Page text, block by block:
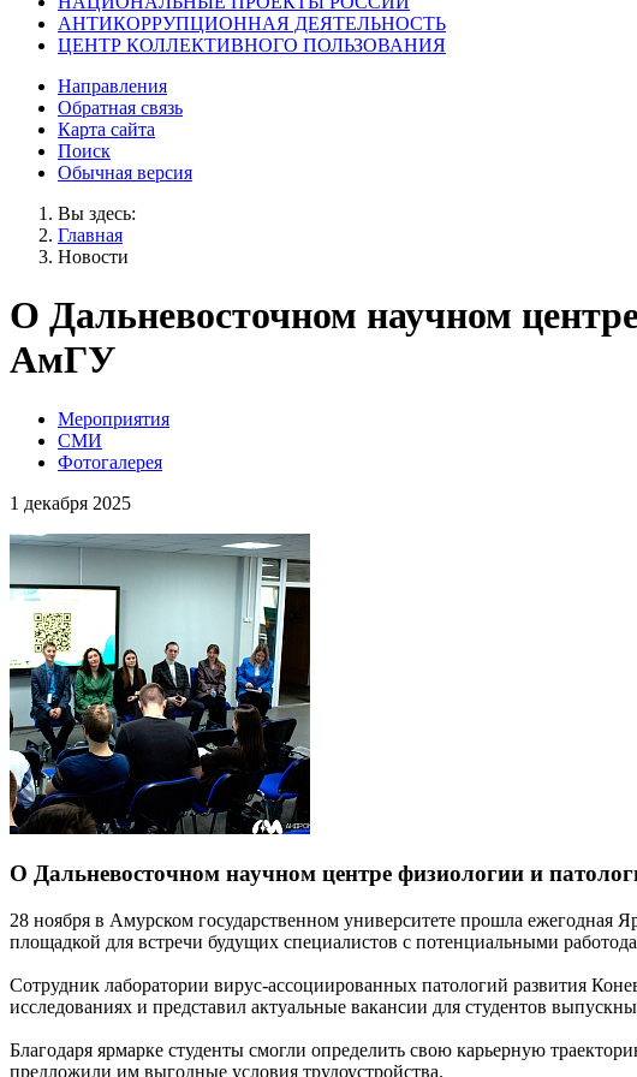
АНТИКОРРУПЦИОННАЯ ДЕЯТЕЛЬНОСТЬ
ЦЕНТР КОЛЛЕКТИВНОГО ПОЛЬЗОВАНИЯ
Направления
Обратная связь
Карта сайта
Поиск
Обычная версия
Вы здесь:
Главная
Новости
О Дальневосточном научном
АмГУ
Мероприятия
СМИ
Фотогалерея
1 декабря 2025
О Дальневосточном научном центре физиологии и
28 ноября в Амурском государственном университете прошла ежегодная
площадкой для встречи будущих специалистов с потенциальными
Сотрудник лаборатории вирус-ассоциированных патологий развития
исследованиях и представил актуальные вакансии для студентов
Благодаря ярмарке студенты смогли определить свою карьерную
предложили им выгодные условия трудоустройства.